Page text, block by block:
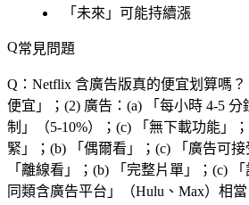
「 未來 」可能持續漲
常見問題
Q：Netflix 含廣告版真的便宜划算嗎？
便宜 」；(2) 廣告：(a) 「 每小時 4-5 分
制 」（5-10%）；(c) 「 無下載功能 」
緊 」；(b) 「 偶爾看 」；(c) 「 廣告可接
「 離線看 」；(b) 「 完整片單 」；(c) 「
同類含廣告平台 」（Hulu、Max）相當